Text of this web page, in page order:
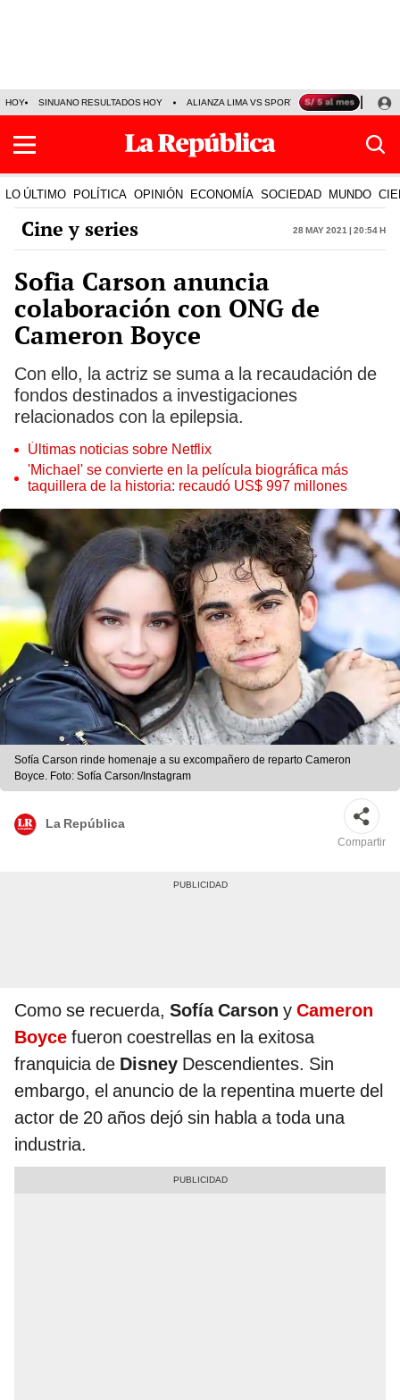
HOY SINUANO RESULTADOS HOY ALIANZA LIMA VS SPORT BOYS JORGE
LO ÚLTIMO POLÍTICA OPINIÓN ECONOMÍA SOCIEDAD MUNDO
Cine y series 28 May 2021 | 20:54 h
Sofia Carson anuncia
colaboración con ONG de
Cameron Boyce
Con ello, la actriz se suma a la recaudación de
fondos destinados a investigaciones
relacionados con la epilepsia.
Últimas noticias sobre Netflix
'Michael' se convierte en la película biográfica más
taquillera de la historia: recaudó US$ 997 millones
Sofía Carson rinde homenaje a su excompañero de reparto Cameron
Boyce. Foto: Sofía Carson/Instagram
La República
Compartir
Como se recuerda, Sofía Carson y Cameron
Boyce fueron coestrellas en la exitosa
franquicia de Disney Descendientes. Sin
embargo, el anuncio de la repentina muerte del
actor de 20 años dejó sin habla a toda una
industria.